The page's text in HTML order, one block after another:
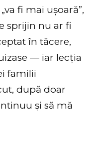
fi mai ușoară”,
sprijin nu ar fi
în tăcere,
— iar lecția
familii
după doar
și să mă